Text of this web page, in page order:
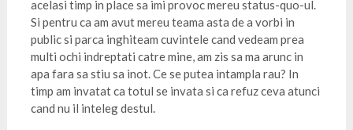
acelasi timp in place sa imi provoc mereu status-quo-ul.
Si pentru ca am avut mereu teama asta de a vorbi in
public si parca inghiteam cuvintele cand vedeam prea
multi ochi indreptati catre mine, am zis sa ma arunc in
apa fara sa stiu sa inot. Ce se putea intampla rau? In
timp am invatat ca totul se invata si ca refuz ceva atunci
cand nu il inteleg destul.